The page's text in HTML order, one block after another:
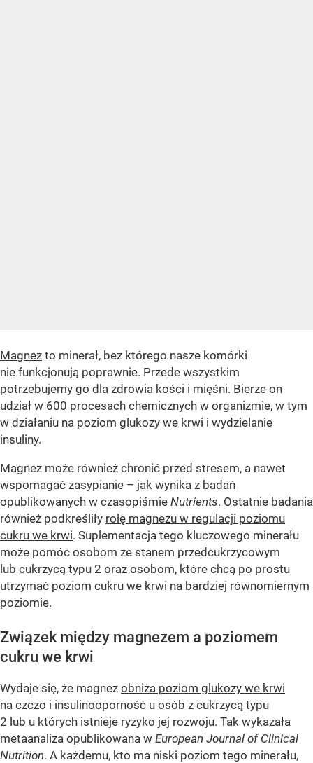
Magnez to minerał, bez którego nasze komórki
nie funkcjonują poprawnie. Przede wszystkim
potrzebujemy go dla zdrowia kości i mięśni. Bierze on
udział w 600 procesach chemicznych w organizmie, w tym
w działaniu na poziom glukozy we krwi i wydzielanie
insuliny.
Magnez może również chronić przed stresem, a nawet
wspomagać zasypianie – jak wynika z badań
opublikowanych w czasopiśmie Nutrients. Ostatnie badania
również podkreśliły rolę magnezu w regulacji poziomu
cukru we krwi. Suplementacja tego kluczowego minerału
może pomóc osobom ze stanem przedcukrzycowym
lub cukrzycą typu 2 oraz osobom, które chcą po prostu
utrzymać poziom cukru we krwi na bardziej równomiernym
poziomie.
Związek między magnezem a poziomem
cukru we krwi
Wydaje się, że magnez obniża poziom glukozy we krwi
na czczo i insulinooporność u osób z cukrzycą typu
2 lub u których istnieje ryzyko jej rozwoju. Tak wykazała
metaanaliza opublikowana w European Journal of Clinical
Nutrition. A każdemu, kto ma niski poziom tego minerału,